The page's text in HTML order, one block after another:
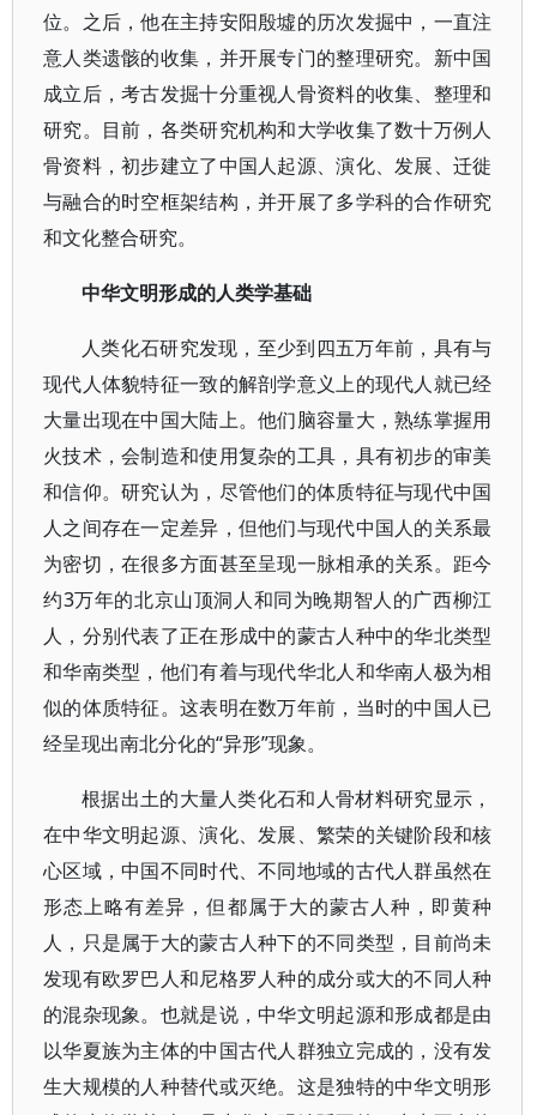
位。之后，他在主持安阳殷墟的历次发掘中，一直注
意人类遗骸的收集，并开展专门的整理研究。新中国
成立后，考古发掘十分重视人骨资料的收集、整理和
研究。目前，各类研究机构和大学收集了数十万例人
骨资料，初步建立了中国人起源、演化、发展、迁徙
与融合的时空框架结构，并开展了多学科的合作研究
和文化整合研究。
中华文明形成的人类学基础
人类化石研究发现，至少到四五万年前，具有与
现代人体貌特征一致的解剖学意义上的现代人就已经
大量出现在中国大陆上。他们脑容量大，熟练掌握用
火技术，会制造和使用复杂的工具，具有初步的审美
和信仰。研究认为，尽管他们的体质特征与现代中国
人之间存在一定差异，但他们与现代中国人的关系最
为密切，在很多方面甚至呈现一脉相承的关系。距今
约3万年的北京山顶洞人和同为晚期智人的广西柳江
人，分别代表了正在形成中的蒙古人种中的华北类型
和华南类型，他们有着与现代华北人和华南人极为相
似的体质特征。这表明在数万年前，当时的中国人已
经呈现出南北分化的“异形”现象。
根据出土的大量人类化石和人骨材料研究显示，
在中华文明起源、演化、发展、繁荣的关键阶段和核
心区域，中国不同时代、不同地域的古代人群虽然在
形态上略有差异，但都属于大的蒙古人种，即黄种
人，只是属于大的蒙古人种下的不同类型，目前尚未
发现有欧罗巴人和尼格罗人种的成分或大的不同人种
的混杂现象。也就是说，中华文明起源和形成都是由
以华夏族为主体的中国古代人群独立完成的，没有发
生大规模的人种替代或灭绝。这是独特的中华文明形